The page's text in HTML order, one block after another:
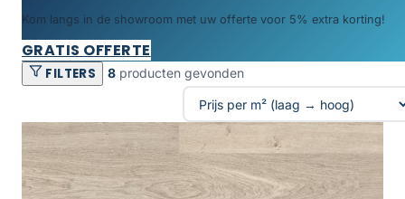
Kom langs in de showroom met uw offerte voor 5% extra korting!
GRATIS OFFERTE
FILTERS 8 producten gevonden